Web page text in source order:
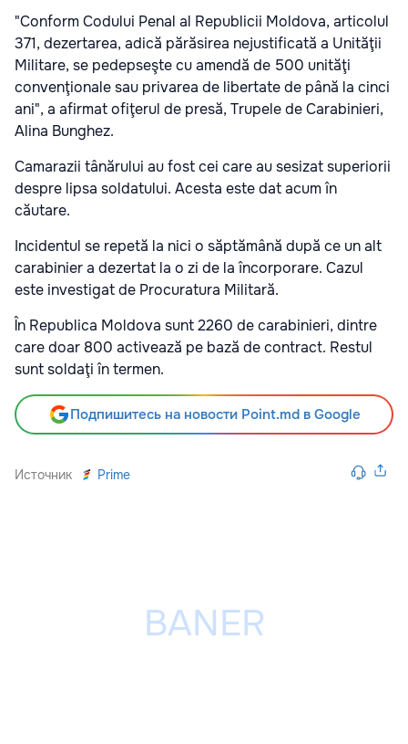
"Conform Codului Penal al Republicii Moldova, articolul
371, dezertarea, adică părăsirea nejustificată a Unităţii
Militare, se pedepseşte cu amendă de 500 unităţi
convenţionale sau privarea de libertate de până la cinci
ani", a afirmat ofiţerul de presă, Trupele de Carabinieri,
Alina Bunghez.
Camarazii tânărului au fost cei care au sesizat superiorii
despre lipsa soldatului. Acesta este dat acum în
căutare.
Incidentul se repetă la nici o săptămână după ce un alt
carabinier a dezertat la o zi de la încorporare. Cazul
este investigat de Procuratura Militară.
În Republica Moldova sunt 2260 de carabinieri, dintre
care doar 800 activează pe bază de contract. Restul
sunt soldaţi în termen.
Подпишитесь на новости Point.md в Google
Источник Prime